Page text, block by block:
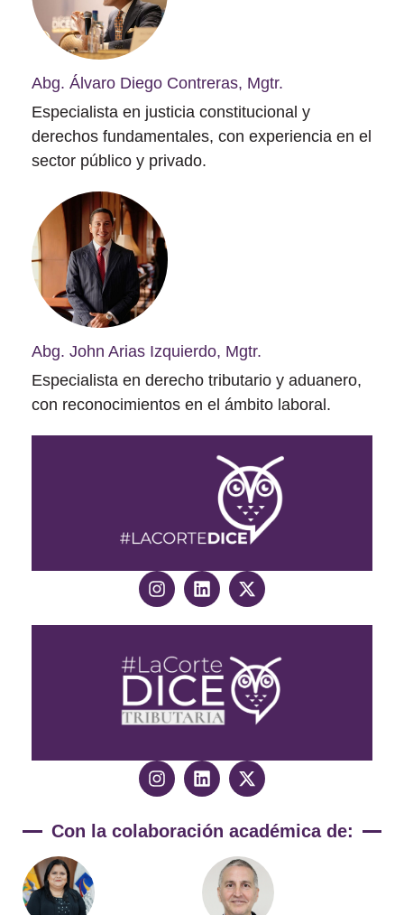
Abg. Álvaro Diego Contreras, Mgtr.
Especialista en justicia constitucional y
derechos fundamentales, con experiencia en el
sector público y privado.
Abg. John Arias Izquierdo, Mgtr.
Especialista en derecho tributario y aduanero,
con reconocimientos en el ámbito laboral.
Ver más
Ver más
Con la colaboración académica de: